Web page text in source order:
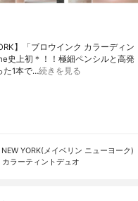
】「ブロウインク カラーディン
史上初＊！！極細ペンシルと高発
た1本で…続きを見る
NEW YORK(メイベリン ニューヨーク)
ラーティントデュオ